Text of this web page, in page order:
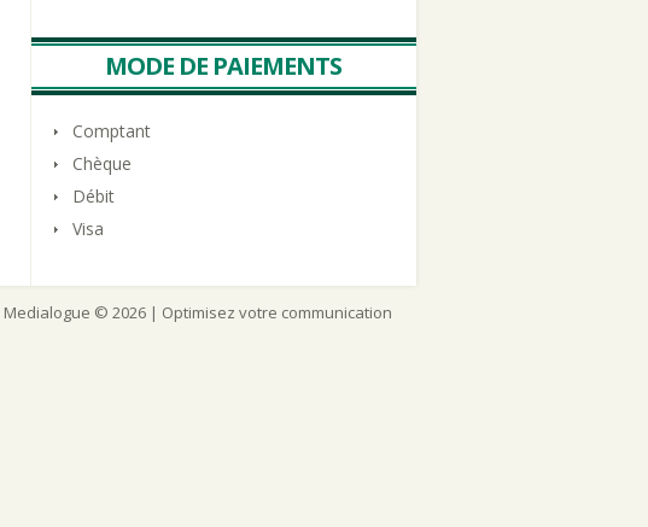
MODE DE PAIEMENTS
Comptant
Chèque
Débit
Visa
Medialogue © 2026 | Optimisez votre communication